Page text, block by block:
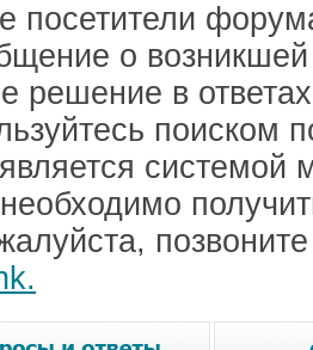
посетители
о
решение в
поиском
системой